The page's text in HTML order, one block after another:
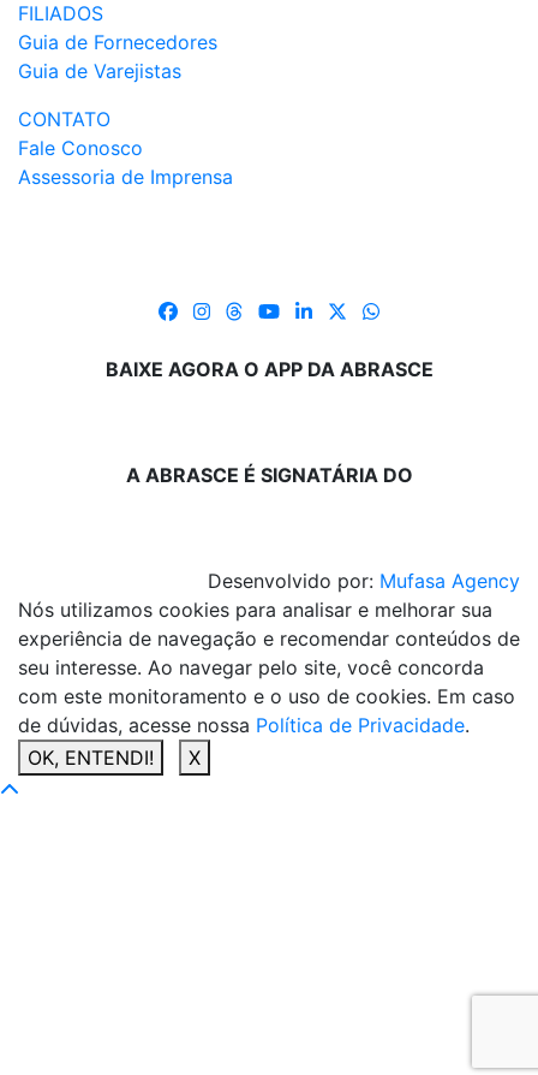
FILIADOS
Guia de Fornecedores
Guia de Varejistas
CONTATO
Fale Conosco
Assessoria de Imprensa
BAIXE AGORA O APP DA ABRASCE
A ABRASCE É SIGNATÁRIA DO
Desenvolvido por: Mufasa Agency
Nós utilizamos cookies para analisar e melhorar sua
experiência de navegação e recomendar conteúdos de
seu interesse. Ao navegar pelo site, você concorda
com este monitoramento e o uso de cookies. Em caso
de dúvidas, acesse nossa Política de Privacidade.
OK, ENTENDI!
X